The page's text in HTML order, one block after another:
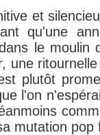
et
qu'une
le moulin
une
plutôt
l'on
mutation pop